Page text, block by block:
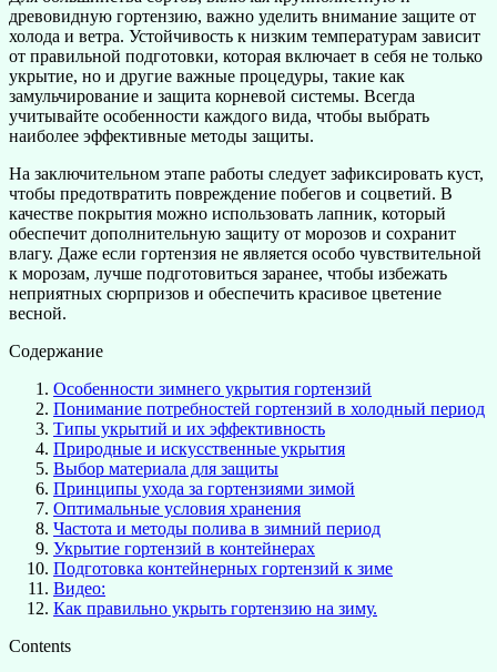
древовидную гортензию, важно уделить внимание защите от
холода и ветра. Устойчивость к низким температурам зависит
от правильной подготовки, которая включает в себя не только
укрытие, но и другие важные процедуры, такие как
замульчирование и защита корневой системы. Всегда
учитывайте особенности каждого вида, чтобы выбрать
наиболее эффективные методы защиты.
На заключительном этапе работы следует зафиксировать куст,
чтобы предотвратить повреждение побегов и соцветий. В
качестве покрытия можно использовать лапник, который
обеспечит дополнительную защиту от морозов и сохранит
влагу. Даже если гортензия не является особо чувствительной
к морозам, лучше подготовиться заранее, чтобы избежать
неприятных сюрпризов и обеспечить красивое цветение
весной.
Содержание
Особенности зимнего укрытия гортензий
Понимание потребностей гортензий в холодный период
Типы укрытий и их эффективность
Природные и искусственные укрытия
Выбор материала для защиты
Принципы ухода за гортензиями зимой
Оптимальные условия хранения
Частота и методы полива в зимний период
Укрытие гортензий в контейнерах
Подготовка контейнерных гортензий к зиме
Видео:
Как правильно укрыть гортензию на зиму.
Contents